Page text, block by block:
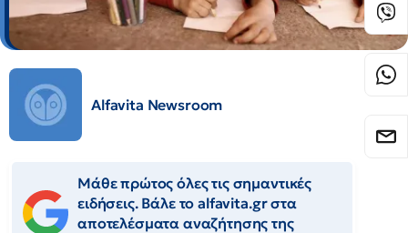
Alfavita Newsroom
Μάθε πρώτος όλες τις σημαντικές
ειδήσεις. Βάλε το alfavita.gr στα
αποτελέσματα αναζήτησης της